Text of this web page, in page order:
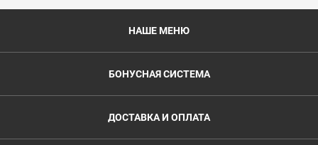
НАШЕ МЕНЮ
БОНУСНАЯ СИСТЕМА
ДОСТАВКА И ОПЛАТА